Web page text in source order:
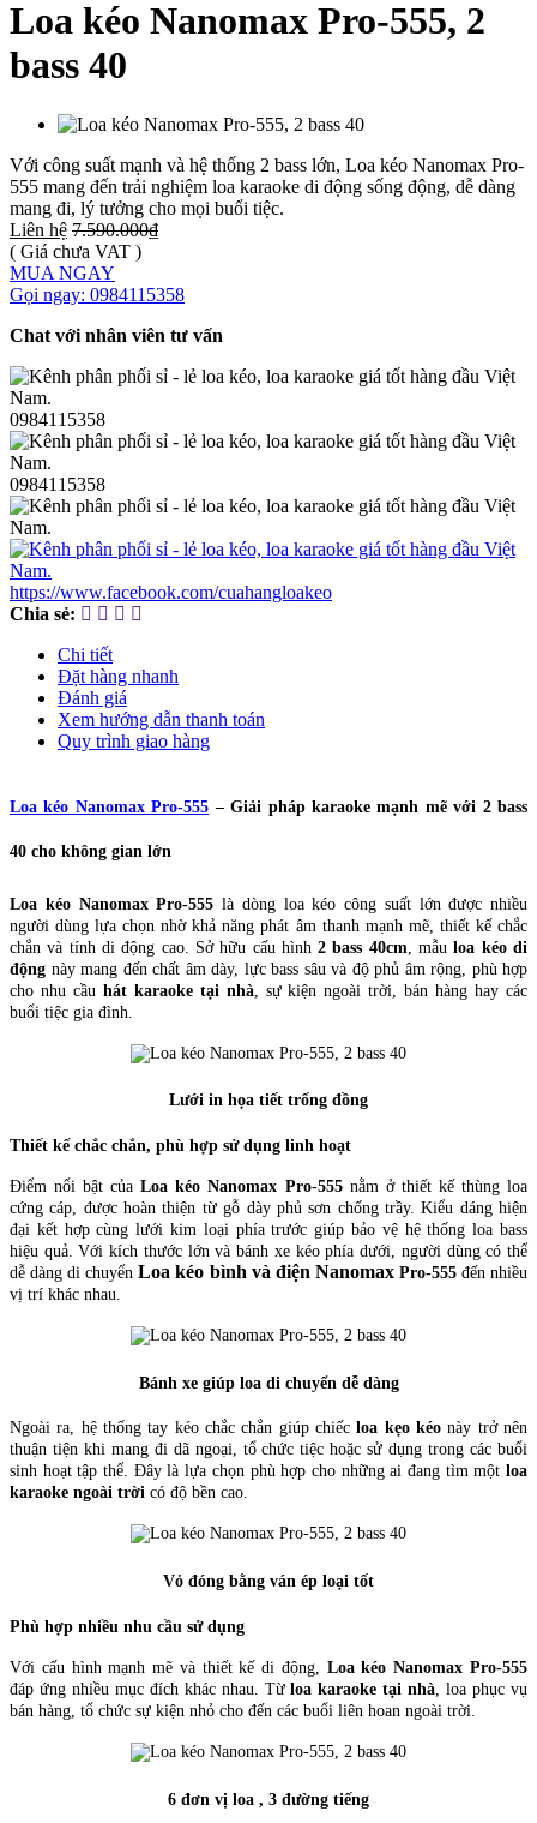
Loa kéo Nanomax Pro-555, 2
bass 40
Với công suất mạnh và hệ thống 2 bass lớn, Loa kéo Nanomax Pro-
555 mang đến trải nghiệm loa karaoke di động sống động, dễ dàng
mang đi, lý tưởng cho mọi buổi tiệc.
Liên hệ 7.590.000₫
( Giá chưa VAT )
MUA NGAY
Gọi ngay: 0984115358
Chat với nhân viên tư vấn
0984115358
0984115358
https://www.facebook.com/cuahangloakeo
Chia sẻ:
Chi tiết
Đặt hàng nhanh
Đánh giá
Xem hướng dẫn thanh toán
Quy trình giao hàng
Loa kéo Nanomax Pro-555 – Giải pháp karaoke mạnh mẽ với 2 bass
40 cho không gian lớn
Loa kéo Nanomax Pro-555 là dòng loa kéo công suất lớn được nhiều
người dùng lựa chọn nhờ khả năng phát âm thanh mạnh mẽ, thiết kế chắc
chắn và tính di động cao. Sở hữu cấu hình2 bass 40cm , mẫuloa kéo di
động này mang đến chất âm dày, lực bass sâu và độ phủ âm rộng, phù hợp
cho nhu cầu hát karaoke tại nhà, sự kiện ngoài trời, bán hàng hay các
buổi tiệc gia đình.
Lưới in họa tiết trống đồng
Thiết kế chắc chắn, phù hợp sử dụng linh hoạt
Điểm nổi bật củaLoa kéo Nanomax Pro-555nằm ở thiết kế thùng loa
cứng cáp, được hoàn thiện từ gỗ dày phủ sơn chống trầy. Kiểu dáng hiện
đại kết hợp cùng lưới kim loại phía trước giúp bảo vệ hệ thống loa bass
hiệu quả. Với kích thước lớn và bánh xe kéo phía dưới, người dùng có thể
dễ dàng di chuyểnLoa kéo bình và điện Nanomax Pro-555đến nhiều
vị trí khác nhau.
Bánh xe giúp loa di chuyển dễ dàng
Ngoài ra, hệ thống tay kéo chắc chắn giúp chiếcloa kẹo kéo này trở nên
thuận tiện khi mang đi dã ngoại, tổ chức tiệc hoặc sử dụng trong các buổi
sinh hoạt tập thể. Đây là lựa chọn phù hợp cho những ai đang tìm một loa
karaoke ngoài trời có độ bền cao.
Vỏ đóng bằng ván ép loại tốt
Phù hợp nhiều nhu cầu sử dụng
Với cấu hình mạnh mẽ và thiết kế di động, Loa kéo Nanomax Pro-555
đáp ứng nhiều mục đích khác nhau. Từloa karaoke tại nhà , loa phục vụ
bán hàng, tổ chức sự kiện nhỏ cho đến các buổi liên hoan ngoài trời.
6 đơn vị loa , 3 đường tiếng